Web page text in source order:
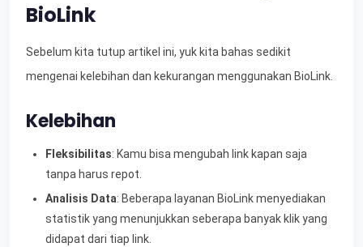
BioLink
Sebelum kita tutup artikel ini, yuk kita bahas sedikit
mengenai kelebihan dan kekurangan menggunakan BioLink.
Kelebihan
Fleksibilitas: Kamu bisa mengubah link kapan saja
tanpa harus repot.
Analisis Data: Beberapa layanan BioLink menyediakan
statistik yang menunjukkan seberapa banyak klik yang
didapat dari tiap link.